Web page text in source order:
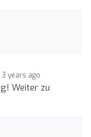
3 years ago
Weiter zu